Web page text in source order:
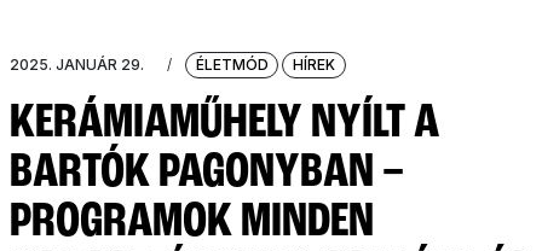
2025. JANUÁR 29. / ÉLETMÓD HÍREK
KERÁMIAMŰHELY NYÍLT A
BARTÓK PAGONYBAN –
PROGRAMOK MINDEN